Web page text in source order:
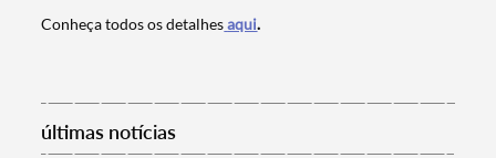
Conheça todos os detalhesaqui.
últimas notícias